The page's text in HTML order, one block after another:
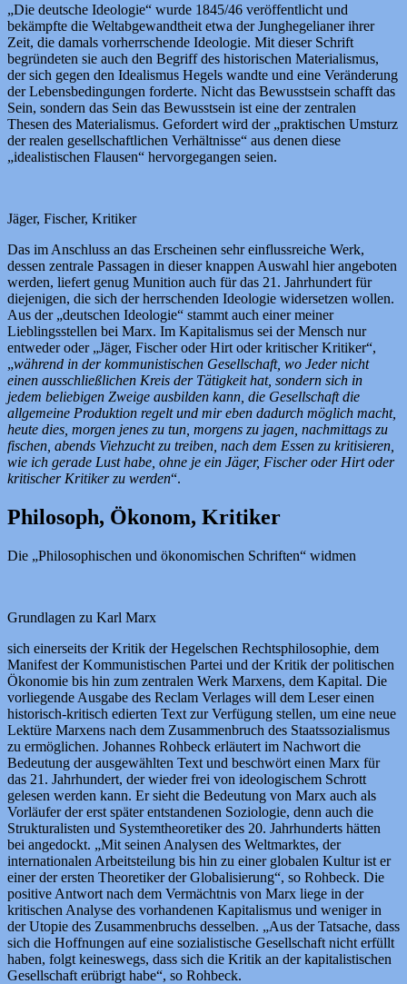
„Die deutsche Ideologie“ wurde 1845/46 veröffentlicht und
bekämpfte die Weltabgewandtheit etwa der Junghegelianer ihrer
Zeit, die damals vorherrschende Ideologie. Mit dieser Schrift
begründeten sie auch den Begriff des historischen Materialismus,
der sich gegen den Idealismus Hegels wandte und eine Veränderung
der Lebensbedingungen forderte. Nicht das Bewusstsein schafft das
Sein, sondern das Sein das Bewusstsein ist eine der zentralen
Thesen des Materialismus. Gefordert wird der „praktischen Umsturz
der realen gesellschaftlichen Verhältnisse“ aus denen diese
„idealistischen Flausen“ hervorgegangen seien.
Jäger, Fischer, Kritiker
Das im Anschluss an das Erscheinen sehr einflussreiche Werk,
dessen zentrale Passagen in dieser knappen Auswahl hier angeboten
werden, liefert genug Munition auch für das 21. Jahrhundert für
diejenigen, die sich der herrschenden Ideologie widersetzen wollen.
Aus der „deutschen Ideologie“ stammt auch einer meiner
Lieblingsstellen bei Marx. Im Kapitalismus sei der Mensch nur
entweder oder „Jäger, Fischer oder Hirt oder kritischer Kritiker“,
„während in der kommunistischen Gesellschaft, wo Jeder nicht
einen ausschließlichen Kreis der Tätigkeit hat, sondern sich in
jedem beliebigen Zweige ausbilden kann, die Gesellschaft die
allgemeine Produktion regelt und mir eben dadurch möglich macht,
heute dies, morgen jenes zu tun, morgens zu jagen, nachmittags zu
fischen, abends Viehzucht zu treiben, nach dem Essen zu kritisieren,
wie ich gerade Lust habe, ohne je ein Jäger, Fischer oder Hirt oder
kritischer Kritiker zu werden“.
Philosoph, Ökonom, Kritiker
Die „Philosophischen und ökonomischen Schriften“ widmen
Grundlagen zu Karl Marx
sich einerseits der Kritik der Hegelschen Rechtsphilosophie, dem
Manifest der Kommunistischen Partei und der Kritik der politischen
Ökonomie bis hin zum zentralen Werk Marxens, dem Kapital. Die
vorliegende Ausgabe des Reclam Verlages will dem Leser einen
historisch-kritisch edierten Text zur Verfügung stellen, um eine neue
Lektüre Marxens nach dem Zusammenbruch des Staatssozialismus
zu ermöglichen. Johannes Rohbeck erläutert im Nachwort die
Bedeutung der ausgewählten Text und beschwört einen Marx für
das 21. Jahrhundert, der wieder frei von ideologischem Schrott
gelesen werden kann. Er sieht die Bedeutung von Marx auch als
Vorläufer der erst später entstandenen Soziologie, denn auch die
Strukturalisten und Systemtheoretiker des 20. Jahrhunderts hätten
bei angedockt. „Mit seinen Analysen des Weltmarktes, der
internationalen Arbeitsteilung bis hin zu einer globalen Kultur ist er
einer der ersten Theoretiker der Globalisierung“, so Rohbeck. Die
positive Antwort nach dem Vermächtnis von Marx liege in der
kritischen Analyse des vorhandenen Kapitalismus und weniger in
der Utopie des Zusammenbruchs desselben. „Aus der Tatsache, dass
sich die Hoffnungen auf eine sozialistische Gesellschaft nicht erfüllt
haben, folgt keineswegs, dass sich die Kritik an der kapitalistischen
Gesellschaft erübrigt habe“, so Rohbeck.